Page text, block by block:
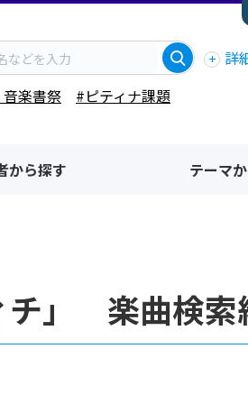
詳
楽書祭
#ピティナ課題
から探す テーマ
チ」 楽曲検索